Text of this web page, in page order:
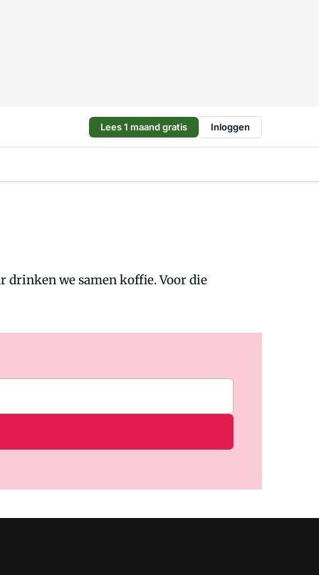
Lees 1 maand gratis Inloggen
drinken we samen koffie. Voor die